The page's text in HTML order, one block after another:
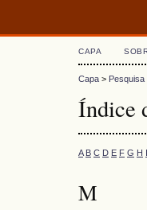
CAPA
Capa > Pesquisa
Índice
A B C D E F G H I
M